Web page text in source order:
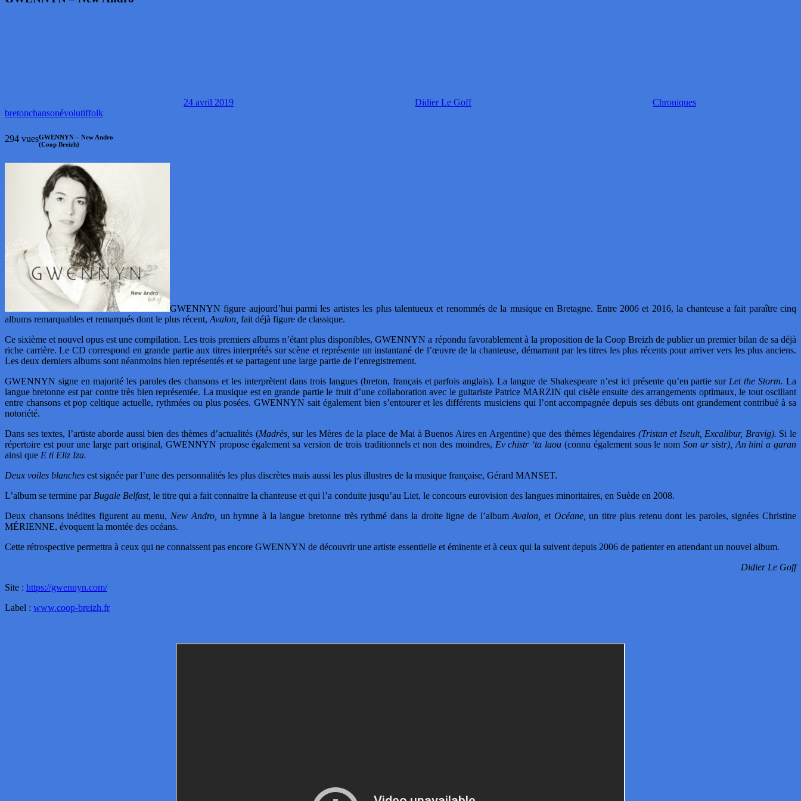
24 avril 2019 Didier Le Goff
Chroniques
bretonchansonévolutiffolk
294 vuesGWENNYN – New Andro
(Coop Breizh)
GWENNYN figure aujourd’hui parmi les artistes les plus talentueux et renommés de la musique en Bretagne. Entre 2006 et 2016, la chanteuse a fait paraître cinq
albums remarquables et remarqués dont le plus récent, Avalon, fait déjà figure de classique.
Ce sixième et nouvel opus est une compilation. Les trois premiers albums n’étant plus disponibles, GWENNYN a répondu favorablement à la proposition de la Coop Breizh de publier un premier bilan de sa déjà
riche carrière. Le CD correspond en grande partie aux titres interprétés sur scène et représente un instantané de l’œuvre de la chanteuse, démarrant par les titres les plus récents pour arriver vers les plus anciens.
Les deux derniers albums sont néanmoins bien représentés et se partagent une large partie de l’enregistrement.
GWENNYN signe en majorité les paroles des chansons et les interprètent dans trois langues (breton, français et parfois anglais). La langue de Shakespeare n’est ici présente qu’en partie sur Let the Storm. La
langue bretonne est par contre très bien représentée. La musique est en grande partie le fruit d’une collaboration avec le guitariste Patrice MARZIN qui cisèle ensuite des arrangements optimaux, le tout oscillant
entre chansons et pop celtique actuelle, rythmées ou plus posées. GWENNYN sait également bien s’entourer et les différents musiciens qui l’ont accompagnée depuis ses débuts ont grandement contribué à sa
notoriété.
Dans ses textes, l’artiste aborde aussi bien des thèmes d’actualités (Madrès, sur les Mères de la place de Mai à Buenos Aires en Argentine) que des thèmes légendaires (Tristan et Iseult, Excalibur, Bravig). Si le
répertoire est pour une large part original, GWENNYN propose également sa version de trois traditionnels et non des moindres, Ev chistr ‘ta laou (connu également sous le nomSon ar sistr), An hini a garan
ainsi que E ti Eliz Iza.
Deux voiles blanches est signée par l’une des personnalités les plus discrètes mais aussi les plus illustres de la musique française, Gérard MANSET.
L’album se termine par Bugale Belfast, le titre qui a fait connaitre la chanteuse et qui l’a conduite jusqu’au Liet, le concours eurovision des langues minoritaires, en Suède en 2008.
Deux chansons inédites figurent au menu, New Andro, un hymne à la langue bretonne très rythmé dans la droite ligne de l’albumAvalon, et Océane, un titre plus retenu dont les paroles, signées Christine
MÉRIENNE, évoquent la montée des océans.
Cette rétrospective permettra à ceux qui ne connaissent pas encore GWENNYN de découvrir une artiste essentielle et éminente et à ceux qui la suivent depuis 2006 de patienter en attendant un nouvel album.
Didier Le Goff
Site : https://gwennyn.com/
Label : www.coop-breizh.fr